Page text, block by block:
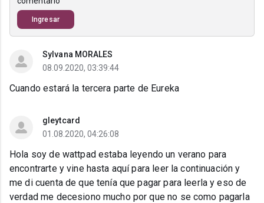
Ingresar
Sylvana MORALES
08.09.2020, 03:39:44
Cuando estará la tercera parte de Eureka
gleytcard
01.08.2020, 04:26:08
Hola soy de wattpad estaba leyendo un verano para
encontrarte y vine hasta aquí para leer la continuación y
me di cuenta de que tenía que pagar para leerla y eso de
verdad me decesiono mucho por que no se como pagarla